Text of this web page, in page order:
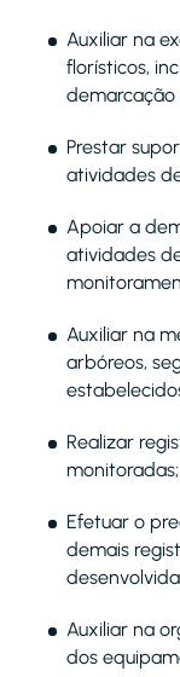
Auxiliar na
florísticos,
demarcação
Prestar
atividades
Apoiar a
atividades
Auxiliar na
arbóreos,
Realizar
monitoradas;
Efetuar o
demais
Auxiliar na
dos